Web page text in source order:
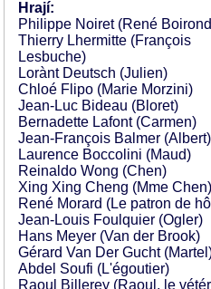
Hrají:
Philippe Noiret (René
Thierry Lhermitte (François
Lesbuche)
Lorànt Deutsch (Julien)
Chloé Flipo (Marie Morzini)
Jean-Luc Bideau (Bloret)
Bernadette Lafont (Carmen)
Jean-François Balmer (Albert)
Laurence Boccolini (Maud)
Reinaldo Wong (Chen)
Xing Xing Cheng (Mme Chen)
René Morard (Le patron de
Jean-Louis Foulquier (Ogler)
Hans Meyer (Van der Brook)
Gérard Van Der Gucht
Abdel Soufi (L'égoutier)
Raoul Billerey (Raoul, le